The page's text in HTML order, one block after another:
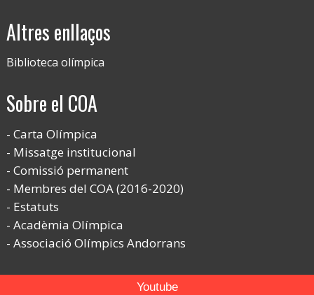
Altres enllaços
Biblioteca olímpica
Sobre el COA
Carta Olímpica
Missatge institucional
Comissió permanent
Membres del COA (2016-2020)
Estatuts
Acadèmia Olímpica
Associació Olímpics Andorrans
Youtube